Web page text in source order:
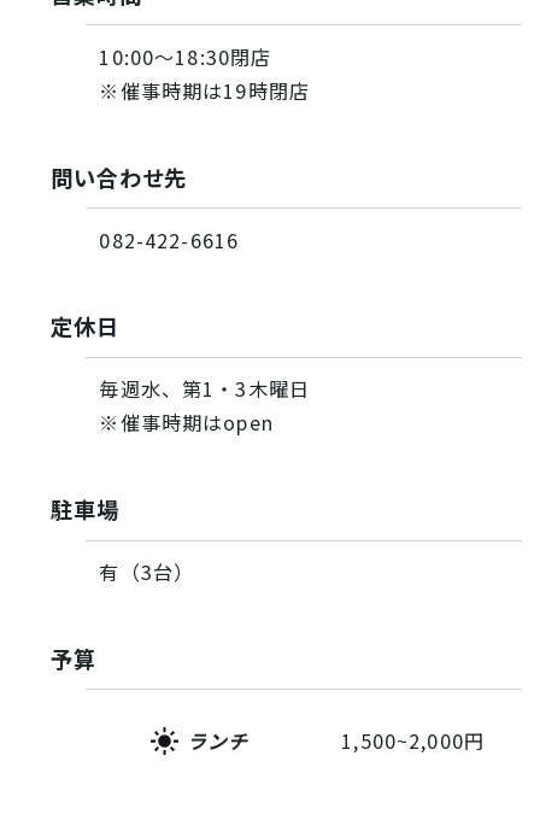
10:00～18:30閉店
※催事時期は19時閉店
問い合わせ先
082-422-6616
定休日
毎週水、第1・3木曜日
※催事時期はopen
駐車場
有（3台）
予算
ランチ 1,500~2,000円